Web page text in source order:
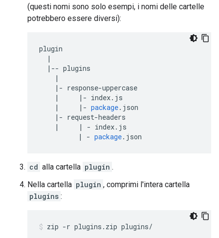
(questi nomi sono solo esempi, i nomi delle cartelle
potrebbero essere diversi):
plugin
|
|-- plugins
|
|- response-uppercase
|
|- index. js
|
|- package. json
|- request-headers
|
| - index. js
|
- package. json
cd alla cartella plugin .
Nella cartella plugin , comprimi l'intera cartella
plugins :
zip -r plugins.zip plugins/